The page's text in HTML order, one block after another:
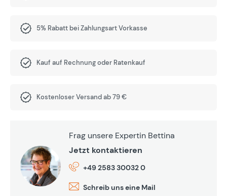
5% Rabatt bei Zahlungsart Vorkasse
Kauf auf Rechnung oder Ratenkauf
Kostenloser Versand ab 79 €
Frag unsere Expertin Bettina
Jetzt kontaktieren
+49 2583 30032 0
Schreib uns eine Mail